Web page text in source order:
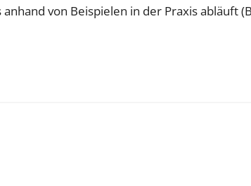
von Beispielen in der Praxis abläuft